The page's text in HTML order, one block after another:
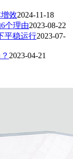
效2024-11-18
个理由2023-08-22
平稳运行2023-07-
2023-04-21